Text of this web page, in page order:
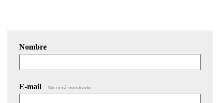
Nombre
E-mail No será mostrado.